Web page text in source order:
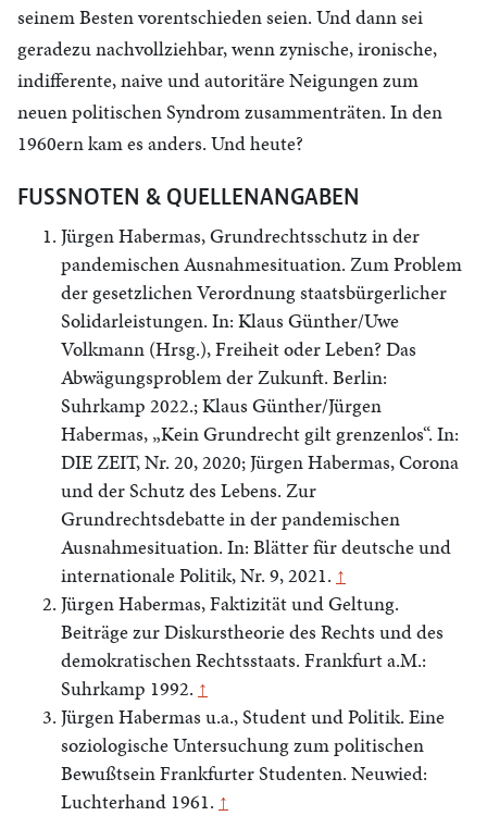
seinem Besten vorentschieden seien. Und dann sei
geradezu nachvollziehbar, wenn zynische, ironische,
indifferente, naive und autoritäre Neigungen zum
neuen politischen Syndrom zusammenträten. In den
1960ern kam es anders. Und heute?
FUSSNOTEN & QUELLENANGABEN
Jürgen Habermas, Grundrechtsschutz in der
pandemischen Ausnahmesituation. Zum Problem
der gesetzlichen Verordnung staatsbürgerlicher
Solidarleistungen. In: Klaus Günther/Uwe
Volkmann (Hrsg.), Freiheit oder Leben? Das
Abwägungsproblem der Zukunft. Berlin:
Suhrkamp 2022.; Klaus Günther/Jürgen
Habermas, „Kein Grundrecht gilt grenzenlos“. In:
DIE ZEIT, Nr. 20, 2020; Jürgen Habermas, Corona
und der Schutz des Lebens. Zur
Grundrechtsdebatte in der pandemischen
Ausnahmesituation. In: Blätter für deutsche und
internationale Politik, Nr. 9, 2021. ↑
Jürgen Habermas, Faktizität und Geltung.
Beiträge zur Diskurstheorie des Rechts und des
demokratischen Rechtsstaats. Frankfurt a.M.:
Suhrkamp 1992. ↑
Jürgen Habermas u.a., Student und Politik. Eine
soziologische Untersuchung zum politischen
Bewußtsein Frankfurter Studenten. Neuwied:
Luchterhand 1961. ↑